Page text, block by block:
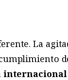
La
internacional